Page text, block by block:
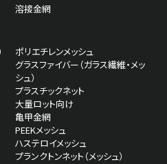
溶接金網
ポリエチレンメッシュ
グラスファイバー（ガラス繊維・メッ
シュ）
プラスチックネット
大量ロット向け
亀甲金網
PEEKメッシュ
ハステロイメッシュ
プランクトンネット（メッシュ）